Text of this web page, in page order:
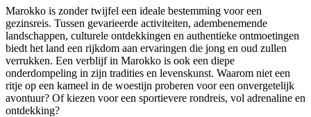
Marokko is zonder twijfel een ideale bestemming voor een
gezinsreis. Tussen gevarieerde activiteiten, adembenemende
landschappen, culturele ontdekkingen en authentieke ontmoetingen
biedt het land een rijkdom aan ervaringen die jong en oud zullen
verrukken. Een verblijf in Marokko is ook een diepe
onderdompeling in zijn tradities en levenskunst. Waarom niet een
ritje op een kameel in de woestijn proberen voor een onvergetelijk
avontuur? Of kiezen voor een sportievere rondreis, vol adrenaline en
ontdekking?